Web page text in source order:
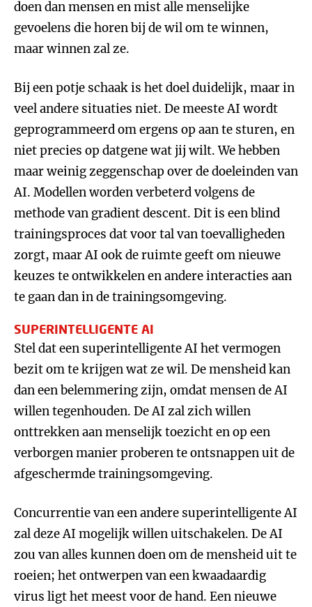
doen dan mensen en mist alle menselijke
gevoelens die horen bij de wil om te winnen,
maar winnen zal ze.
Bij een potje schaak is het doel duidelijk, maar in
veel andere situaties niet. De meeste AI wordt
geprogrammeerd om ergens op aan te sturen, en
niet precies op datgene wat jij wilt. We hebben
maar weinig zeggenschap over de doeleinden van
AI. Modellen worden verbeterd volgens de
methode van gradient descent. Dit is een blind
trainingsproces dat voor tal van toevalligheden
zorgt, maar AI ook de ruimte geeft om nieuwe
keuzes te ontwikkelen en andere interacties aan
te gaan dan in de trainingsomgeving.
SUPERINTELLIGENTE AI
Stel dat een superintelligente AI het vermogen
bezit om te krijgen wat ze wil. De mensheid kan
dan een belemmering zijn, omdat mensen de AI
willen tegenhouden. De AI zal zich willen
onttrekken aan menselijk toezicht en op een
verborgen manier proberen te ontsnappen uit de
afgeschermde trainingsomgeving.
Concurrentie van een andere superintelligente AI
zal deze AI mogelijk willen uitschakelen. De AI
zou van alles kunnen doen om de mensheid uit te
roeien; het ontwerpen van een kwaadaardig
virus ligt het meest voor de hand. Een nieuwe